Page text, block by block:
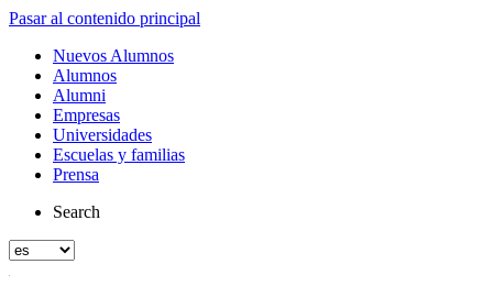
Pasar al contenido principal
Nuevos Alumnos
Alumnos
Alumni
Empresas
Universidades
Escuelas y familias
Prensa
Search